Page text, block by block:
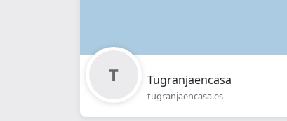
Tugranjaencasa
tugranjaencasa.es